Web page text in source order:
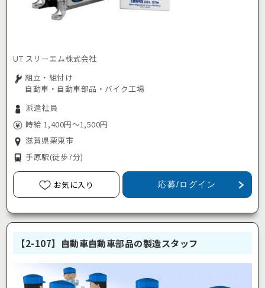
UT スリーエム株式会社
組立・組付け
自動車・自動車部品・バイク工場
派遣社員
時給 1,400円～1,500円
滋賀県栗東市
手原駅(徒歩7分)
お気に入り 応募/ログイン
【2-107】自動車自動車部品の製造スタッフ